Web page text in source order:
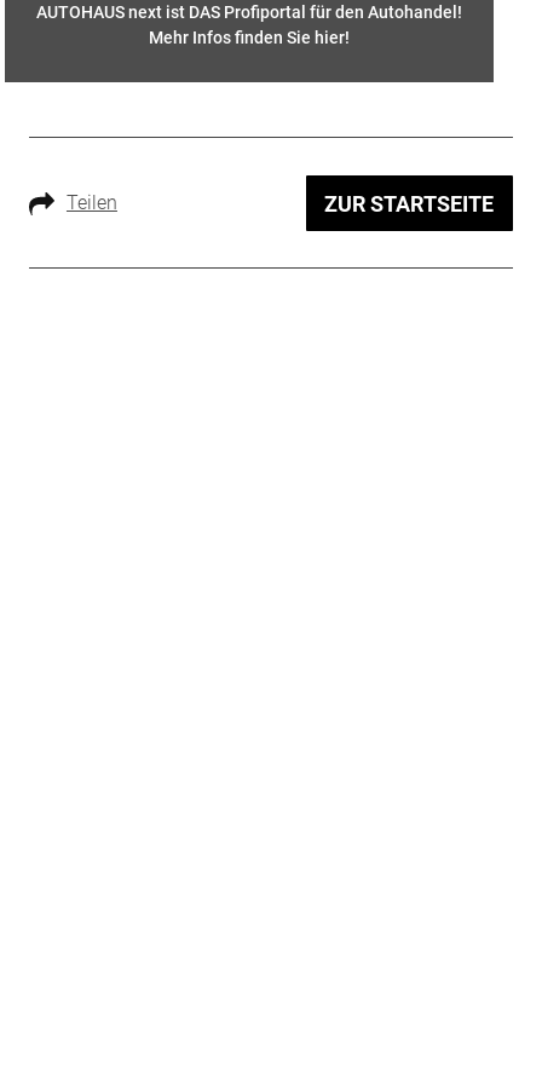
AUTOHAUS next ist DAS Profiportal für den Autohandel!
Mehr Infos finden Sie hier!
Teilen ZUR STARTSEITE